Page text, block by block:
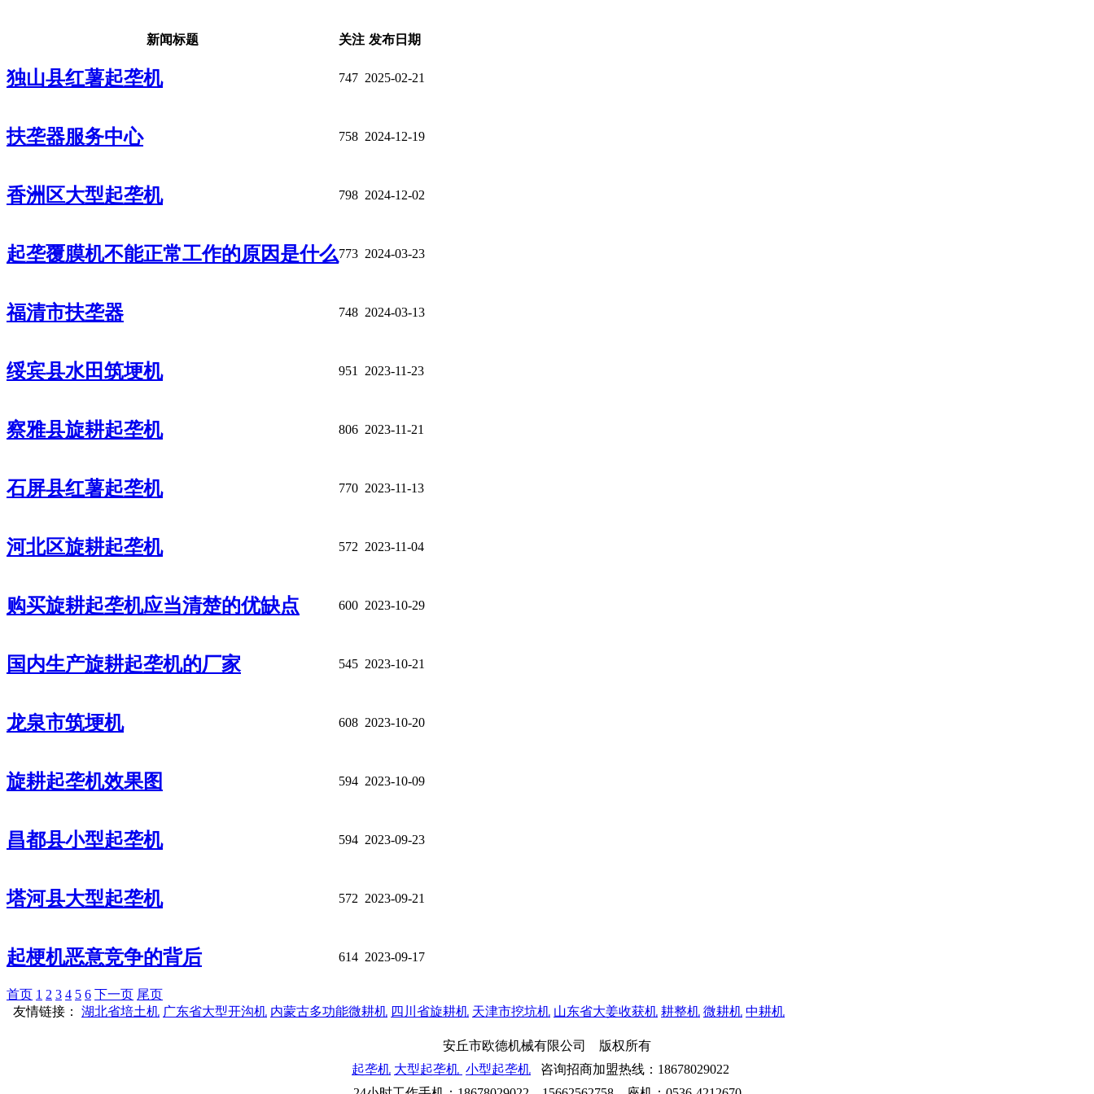
新闻标题 关注 发布日期
独山县红薯起垄机 747 2025-02-21
扶垄器服务中心 758 2024-12-19
香洲区大型起垄机 798 2024-12-02
起垄覆膜机不能正常工作的原因是什么773 2024-03-23
福清市扶垄器 748 2024-03-13
绥宾县水田筑埂机 951 2023-11-23
察雅县旋耕起垄机 806 2023-11-21
石屏县红薯起垄机 770 2023-11-13
河北区旋耕起垄机 572 2023-11-04
购买旋耕起垄机应当清楚的优缺点 600 2023-10-29
国内生产旋耕起垄机的厂家 545 2023-10-21
龙泉市筑埂机 608 2023-10-20
旋耕起垄机效果图 594 2023-10-09
昌都县小型起垄机 594 2023-09-23
塔河县大型起垄机 572 2023-09-21
起梗机恶意竞争的背后 614 2023-09-17
首页 1 2 3 4 5 6 下一页 尾页
友情链接： 湖北省培土机 广东省大型开沟机 内蒙古多功能微耕机 四川省旋耕机 天津市挖坑机 山东省大姜收获机 耕整机 微耕机 中耕机
安丘市欧德机械有限公司 版权所有
起垄机 大型起垄机 小型起垄机 咨询招商加盟热线：18678029022